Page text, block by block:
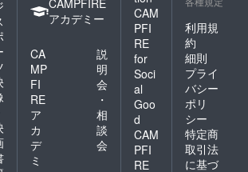
CAMPFIRE
アカデミー
CA
MP
FI
RE
ア
カ
デ
ミ
説
明
会
・
相
談
会
CAM
PFI
RE
for
Soci
al
Goo
d
CAM
PFI
RE
利用規
約
細則
プライ
バシー
ポリ
シー
特定商
取引法
に基づ